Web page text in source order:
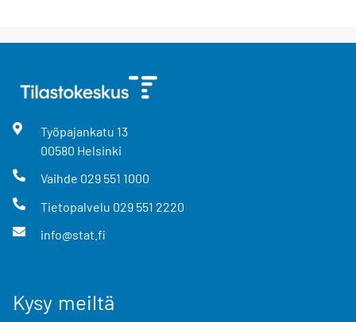
Työpajankatu 13
00580 Helsinki
Vaihde 029 551 1000
Tietopalvelu 029 551 2220
info@stat.fi
Kysy meiltä